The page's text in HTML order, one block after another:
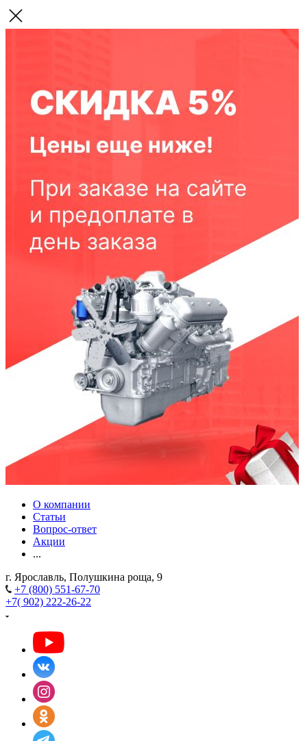
О компании
Статьи
Вопрос-ответ
Акции
...
г. Ярославль, Полушкина роща, 9
+7 (800) 551-67-70
+7( 902) 222-26-22